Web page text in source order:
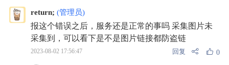
return; (管理员)
报这个错误之后，服务还是正常的事吗 采集图片未
采集到，可以看下是不是图片链接都防盗链
2023-08-02 17:56:47 回复 0